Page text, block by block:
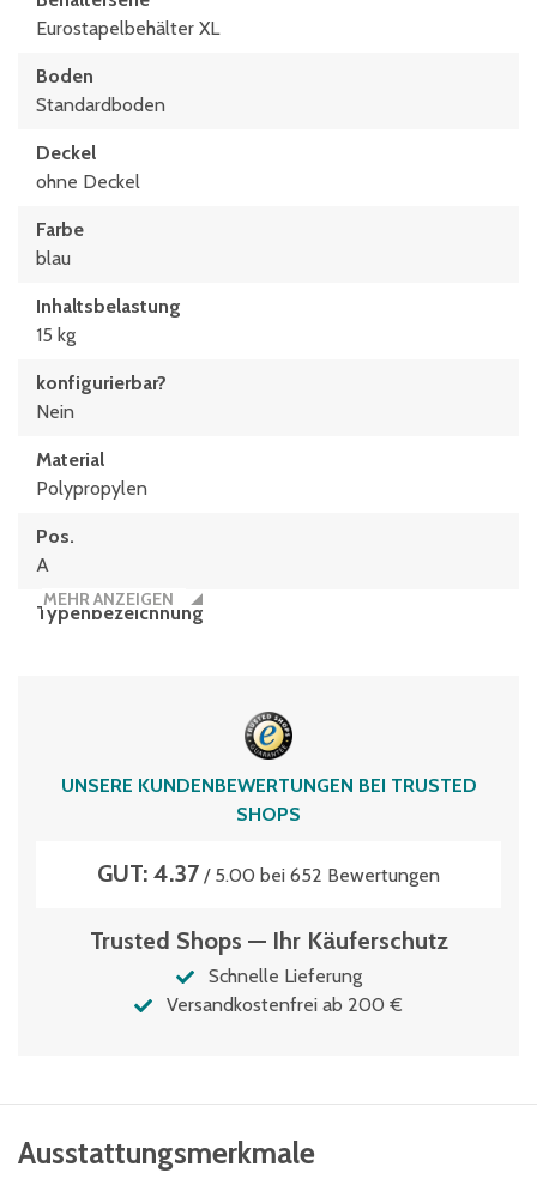
Eurostapelbehälter XL
Boden
Standardboden
Deckel
ohne Deckel
Farbe
blau
Inhaltsbelastung
15 kg
konfigurierbar?
Nein
Material
Polypropylen
Pos.
A
Typen­be­zeich­nung
MEHR ANZEIGEN
UNSERE KUNDENBEWERTUNGEN BEI TRUSTED
SHOPS
GUT: 4.37 / 5.00 bei 652 Bewertungen
Trusted Shops — Ihr Käuferschutz
Schnelle Lieferung
Versandkostenfrei ab 200 €
Ausstattungsmerkmale